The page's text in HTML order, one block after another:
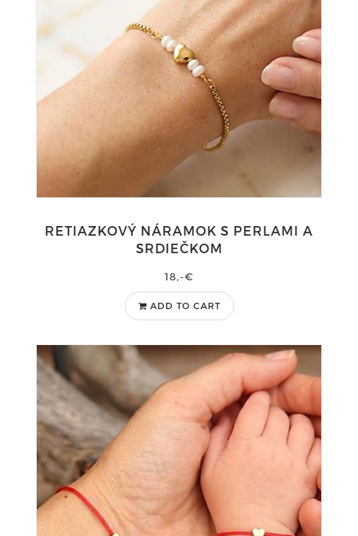
RETIAZKOVÝ NÁRAMOK S PERLAMI A
SRDIEČKOM
18,-€
ADD TO CART